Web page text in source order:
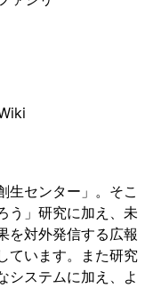
生センター」。そこ
う」研究に加え、未
を対外発信する広報
ています。また研究
システムに加え、よ